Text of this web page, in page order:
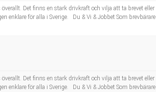
Det finns en stark drivkraft och vilja att ta brevet eller
enklare för alla i Sverige. Du & Vi & Jobbet Som brevbärare
Det finns en stark drivkraft och vilja att ta brevet eller
enklare för alla i Sverige. Du & Vi & Jobbet Som brevbärare